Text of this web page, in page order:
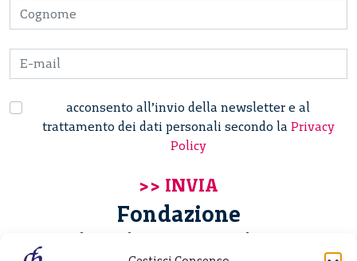
acconsento all’invio della newsletter e al
trattamento dei dati personali secondo la Privacy
Policy
Fondazione
Giannino Bassetti ETS